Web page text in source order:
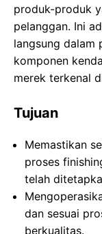
produk-produk
pelanggan. Ini
langsung dalam
komponen
merek terkenal
Tujuan
Memastikan
proses
telah
dan sesuai
berkualitas.